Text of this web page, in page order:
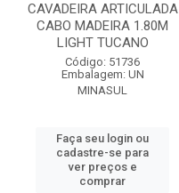
CAVADEIRA ARTICULADA
CABO MADEIRA 1.80M
LIGHT TUCANO
Código: 51736
Embalagem: UN
MINASUL
Faça seu login ou
cadastre-se para
ver preços e
comprar